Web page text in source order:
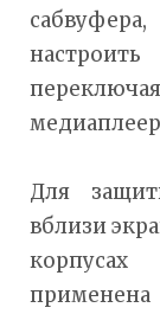
Для
вблизи